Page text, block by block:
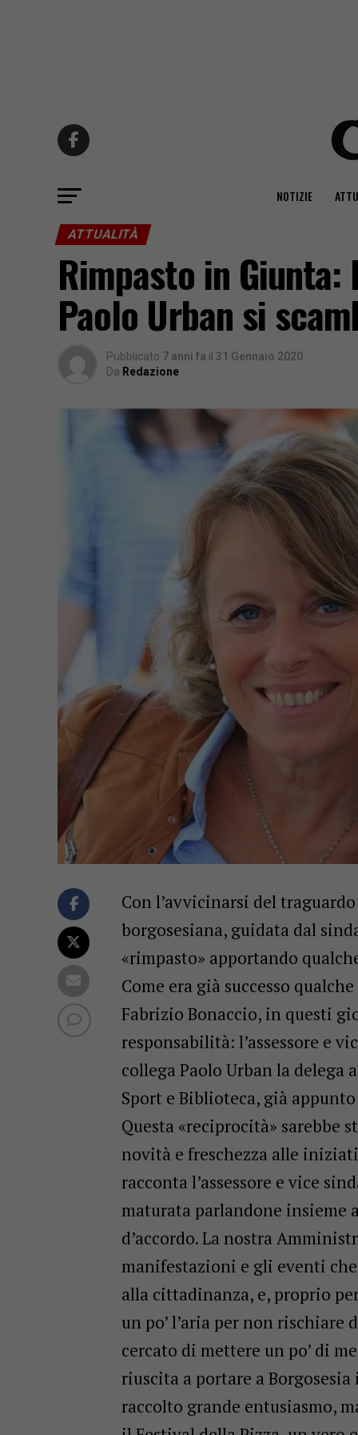
NOTIZIE
ATTUALITÀ
Rimpasto in Giunta:
Paolo Urban si
Pubblicato 7 anni fa il 31 Gennaio 2020
Da Redazione
Con l’avvicinarsi del
borgosesiana, guidata dal
«rimpasto» apportando
Come era già successo
Fabrizio Bonaccio, in questi
responsabilità: l’assessore e
collega Paolo Urban la delega
Sport e Biblioteca, già
Questa «reciprocità» sarebbe
novità e freschezza alle
racconta l’assessore e vice
maturata parlandone insieme
d’accordo. La nostra
manifestazioni e gli eventi
alla cittadinanza, e, proprio
un po’ l’aria per non
cercato di mettere un po’ di
riuscita a portare a Borgosesia
raccolto grande entusiasmo,